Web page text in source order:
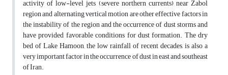
activity of low-level jets (severe northern currents) near Zabol
region and alternating vertical motion are other effective factors in
the instability of the region and the occurrence of dust storms and
have provided favorable conditions for dust formation. The dry
bed of Lake Hamoon, the low rainfall of recent decades, is also a
very important factor in the occurrence of dust in east and southeast
of Iran.